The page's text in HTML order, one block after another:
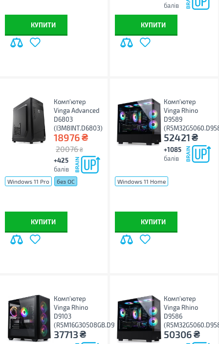
КУПИТИ
балів
КУПИТИ
Комп'ютер
Vinga Advanced
D6803
(I3M8INT.D6803)
18976₴
20076 ₴
+425
балів
Windows 11 Pro без ОС
КУПИТИ
Комп'ютер
Vinga Rhino
D9589
52421₴
+1085
балів
Windows 11 Home
КУПИТИ
Комп'ютер
Vinga Rhino
D9103
(R5M16G30508GB.D9103)
37713₴
Комп'ютер
Vinga Rhino
D9586
50306₴